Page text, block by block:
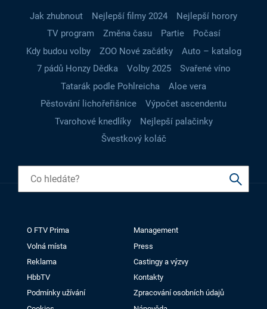
Jak zhubnout Nejlepší filmy 2024
Nejlepší horory
TV program
Změna času Partie
Počasí
Kdy budou volby
ZOO Nové začátky
Auto – katalog
7 pádů Honzy Dědka
Volby 2025
Svařené víno
Tatarák podle Pohlreicha
Aloe vera
Pěstování lichořeřišnice
Výpočet ascendentu
Tvarohové knedlíky
Nejlepší palačinky
Švestkový koláč
O FTV Prima
Management
Volná místa
Press
Reklama
Castingy a výzvy
HbbTV
Kontakty
Podmínky užívání
Zpracování osobních údajů